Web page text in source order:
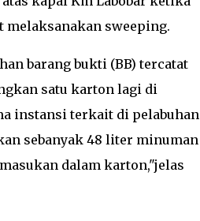
melaksanakan sweeping.
barang bukti (BB) tercatat
satu karton lagi di
instansi terkait di pelabuhan
sebanyak 48 liter minuman
dalam karton,"jelas